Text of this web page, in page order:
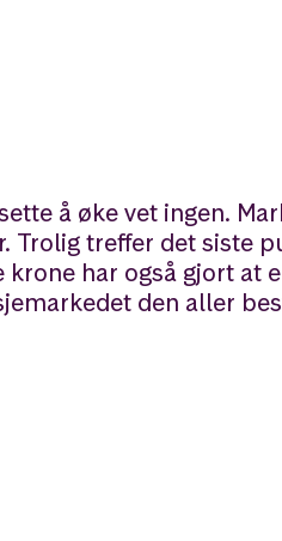
å øke vet ingen.
Trolig treffer det siste
krone har også gjort at
den aller